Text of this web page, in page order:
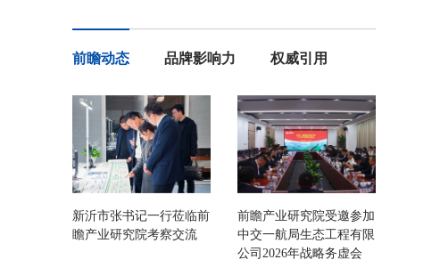
前瞻动态 品牌影响力 权威引用
新沂市张书记一行莅临前
瞻产业研究院考察交流
前瞻产业研究院受邀参加
中交一航局生态工程有限
公司2026年战略务虚会